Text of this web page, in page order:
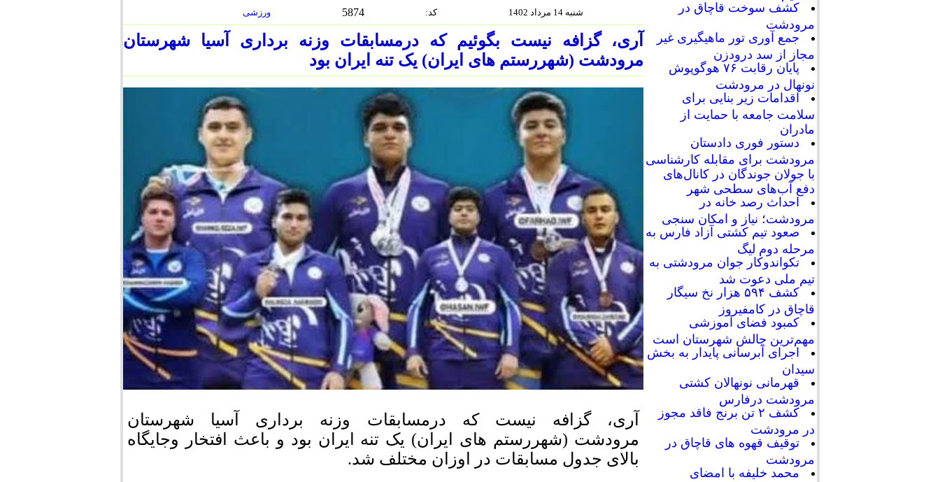
کشف سوخت قاچاق در
مرودشت
جمع آوری تور ماهیگیری غیر
مجاز از سد درودزن
پایان رقابت‌ ۷۶ هوگوپوش
نونهال در مرودشت
اقدامات زیر بنایی برای
سلامت جامعه با حمایت از
مادران
دستور فوری دادستان
مرودشت برای مقابله کارشناسی
با جولان جوندگان در کانال‌های
دفع آب‌های سطحی شهر
احداث رصد خانه در
مرودشت؛ نیاز و امکان سنجی
صعود تیم کشتی آزاد فارس به
مرحله دوم لیگ
تکواندوکار جوان مرودشتی به
تیم ملی دعوت شد
کشف ۵۹۴ هزار نخ سیگار
قاچاق در کامفیروز
کمبود فضای آموزشی
مهم‌ترین چالش شهرستان است
اجرای آبرسانی پایدار به بخش
سیدان
قهرمانی نونهالان کشتی
مرودشت درفارس
کشف ۲ تن برنج فاقد مجوز
در مرودشت
توقیف قهوه های قاچاق در
مرودشت
محمد خلیفه با امضای
ورزشی 5874 :كد شنبه 14 مرداد 1402
آری، گزافه نیست بگوئیم که درمسابقات وزنه برداری آسیا شهرستان
مرودشت (شهررستم های ایران) یک تنه ایران بود
آری، گزافه نیست که درمسابقات وزنه برداری آسیا شهرستان
مرودشت (شهررستم های ایران) یک تنه ایران بود و باعث افتخار وجایگاه
بالای جدول مسابقات در اوزان مختلف شد.